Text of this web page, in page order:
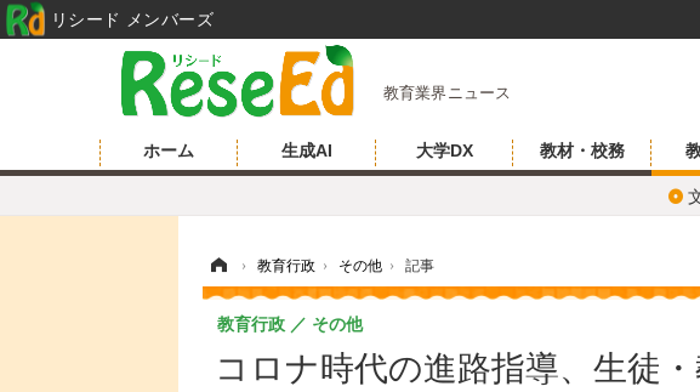
教育業界ニュース
ホーム 生成AI 大学DX 教材・校務
› 教育行政 › その他 › 記事
コロナ時代の進路指導、生徒
教育行政 その他
リシード メンバーズ